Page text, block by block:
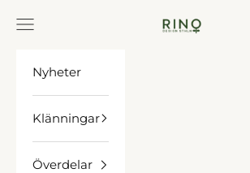
Rino Design Sthlm
Meny
Nyheter
Klänningar
Överdelar